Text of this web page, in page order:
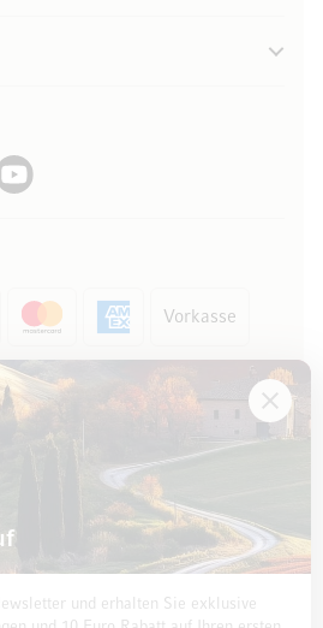
See our YouTube channel
Vorkasse
und erhalten Sie exklusive